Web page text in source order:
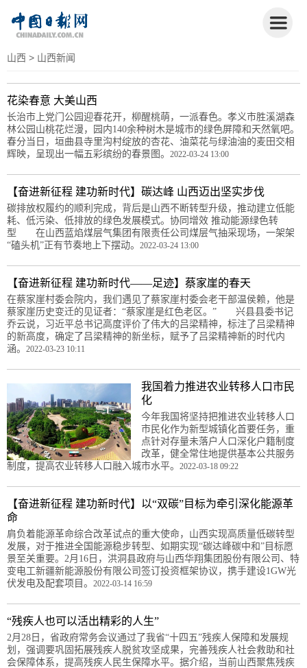
山西 > 山西新闻
花染春意 大美山西
长治市上党门公园迎春花开，柳醒桃萌，一派春色。孝义市胜溪湖森
林公园山桃花烂漫，园内140余种树木是城市的绿色屏障和天然氧吧。
春分当日，垣曲县寺里沟村绽放的杏花、油菜花与绿油油的麦田交相
辉映，呈现出一幅五彩缤纷的春景图。 2022-03-24 13:00
【奋进新征程 建功新时代】碳达峰 山西迈出坚实步伐
碳排放权履约的顺利完成，背后是山西不断转型升级，推动建立低能
耗、低污染、低排放的绿色发展模式。协同增效 推动能源绿色转
型 在山西蓝焰煤层气集团有限责任公司煤层气抽采现场，一架架
“磕头机”正有节奏地上下摆动。 2022-03-24 13:00
【奋进新征程 建功新时代——足迹】蔡家崖的春天
在蔡家崖村委会院内，我们遇见了蔡家崖村委会老干部温侯赖，他是
蔡家崖历史变迁的见证者：“蔡家崖是红色老区。” 兴县县委书记
乔云说，习近平总书记高度评价了伟大的吕梁精神，标注了吕梁精神
的新高度，确定了吕梁精神的新坐标，赋予了吕梁精神新的时代内
涵。 2022-03-23 10:11
我国着力推进农业转移人口市民
化
今年我国将坚持把推进农业转移人口
市民化作为新型城镇化首要任务，重
点针对存量未落户人口深化户籍制度
改革，健全常住地提供基本公共服务
制度，提高农业转移人口融入城市水平。 2022-03-18 09:22
【奋进新征程 建功新时代】以“双碳”目标为牵引深化能源革
命
肩负着能源革命综合改革试点的重大使命，山西实现高质量低碳转型
发展，对于推进全国能源稳步转型、如期实现“碳达峰碳中和”目标愿
景至关重要。2月16日，洪洞县政府与山西华翔集团股份有限公司、特
变电工新疆新能源股份有限公司签订投资框架协议，携手建设1GW光
伏发电及配套项目。 2022-03-14 16:59
“残疾人也可以活出精彩的人生”
2月28日，省政府常务会议通过了我省“十四五”残疾人保障和发展规
划，强调要巩固拓展残疾人脱贫攻坚成果，完善残疾人社会救助和社
会保障体系，提高残疾人民生保障水平。据介绍，当前山西聚焦残疾